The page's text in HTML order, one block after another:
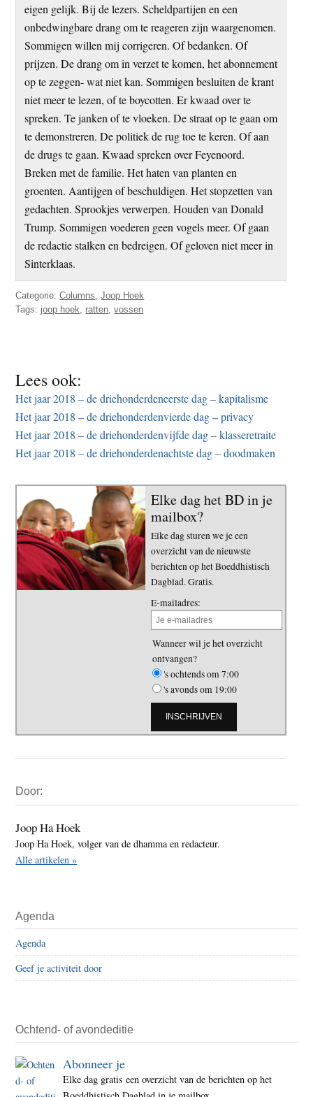
eigen gelijk. Bij de lezers. Scheldpartijen en een
onbedwingbare drang om te reageren zijn waargenomen.
Sommigen willen mij corrigeren. Of bedanken. Of
prijzen. De drang om in verzet te komen, het abonnement
op te zeggen- wat niet kan. Sommigen besluiten de krant
niet meer te lezen, of te boycotten. Er kwaad over te
spreken. Te janken of te vloeken. De straat op te gaan om
te demonstreren. De politiek de rug toe te keren. Of aan
de drugs te gaan. Kwaad spreken over Feyenoord.
Breken met de familie. Het haten van planten en
groenten. Aantijgen of beschuldigen. Het stopzetten van
gedachten. Sprookjes verwerpen. Houden van Donald
Trump. Sommigen voederen geen vogels meer. Of gaan
de redactie stalken en bedreigen. Of geloven niet meer in
Sinterklaas.
Categorie:Columns,Joop Hoek
Tags: joop hoek, ratten,vossen
Lees ook:
Het jaar 2018 – de driehonderdeneerste dag – kapitalisme
Het jaar 2018 – de driehonderdenvierde dag – privacy
Het jaar 2018 – de driehonderdenvijfde dag – klasseretraite
Het jaar 2018 – de driehonderdenachtste dag – doodmaken
Elke dag het BD in je
mailbox?
Elke dag sturen we je een
overzicht van de nieuwste
berichten op het Boeddhistisch
Dagblad. Gratis.
E-mailadres:
Wanneer wil je het overzicht
ontvangen?
's ochtends om 7:00
's avonds om 19:00
Sidebar
Door:
Joop Ha Hoek
Joop Ha Hoek, volger van de dhamma en redacteur.
Alle artikelen »
Agenda
Agenda
Geef je activiteit door
Ochtend- of avondeditie
Abonneer je
Elke dag gratis een overzicht van de berichten op het